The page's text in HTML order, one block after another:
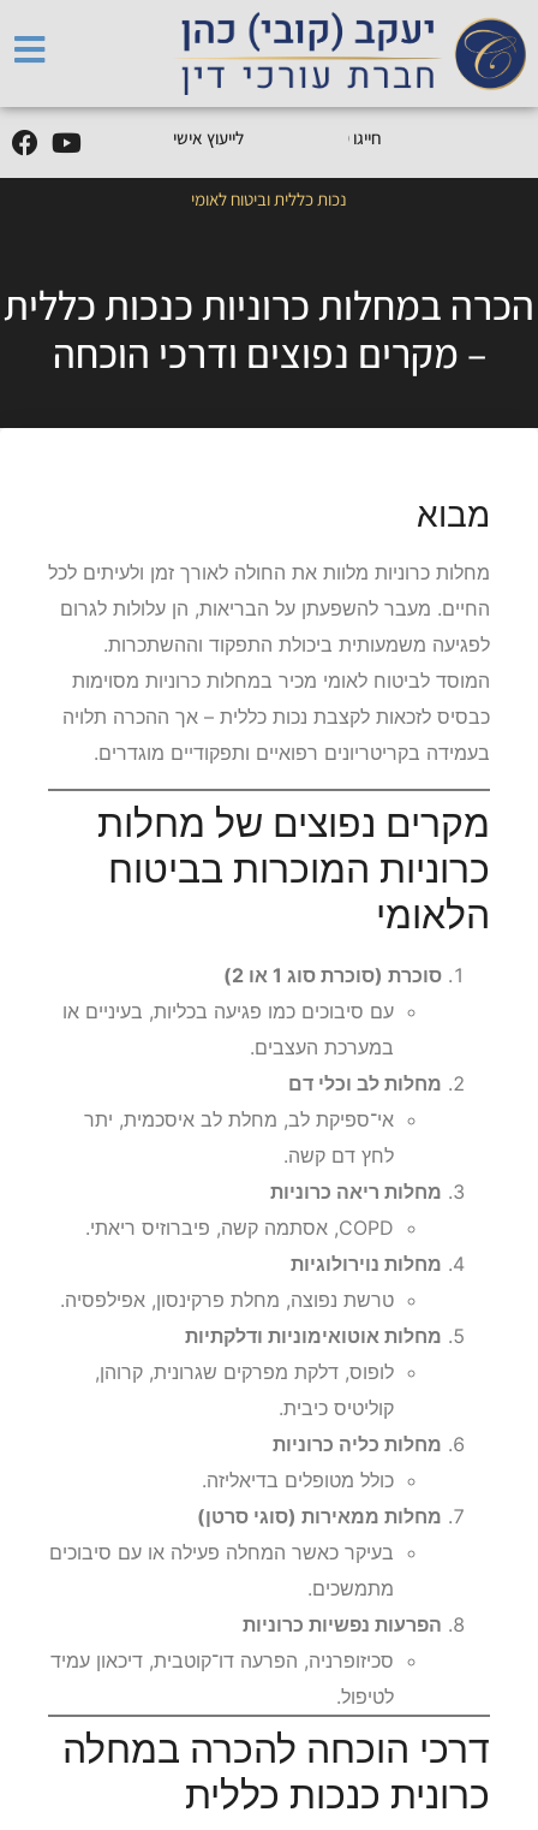
חייגו050- לייעוץ אישי
נכות כללית וביטוח לאומי
הכרה במחלות כרוניות כנכות כללית
– מקרים נפוצים ודרכי הוכחה
מבוא
מחלות כרוניות מלוות את החולה לאורך זמן ולעיתים לכל
החיים. מעבר להשפעתן על הבריאות, הן עלולות לגרום
לפגיעה משמעותית ביכולת התפקוד וההשתכרות.
המוסד לביטוח לאומי מכיר במחלות כרוניות מסוימות
כבסיס לזכאות לקצבת נכות כללית – אך ההכרה תלויה
בעמידה בקריטריונים רפואיים ותפקודיים מוגדרים.
מקרים נפוצים של מחלות
כרוניות המוכרות בביטוח
הלאומי
סוכרת (סוכרת סוג 1 או 2)
עם סיבוכים כמו פגיעה בכליות, בעיניים או
במערכת העצבים.
מחלות לב וכלי דם
אי־ספיקת לב, מחלת לב איסכמית, יתר
לחץ דם קשה.
מחלות ריאה כרוניות
COPD, אסתמה קשה, פיברוזיס ריאתי.
מחלות נוירולוגיות
טרשת נפוצה, מחלת פרקינסון, אפילפסיה.
מחלות אוטואימוניות ודלקתיות
לופוס, דלקת מפרקים שגרונית, קרוהן,
קוליטיס כיבית.
מחלות כליה כרוניות
כולל מטופלים בדיאליזה.
מחלות ממאירות (סוגי סרטן)
בעיקר כאשר המחלה פעילה או עם סיבוכים
מתמשכים.
הפרעות נפשיות כרוניות
סכיזופרניה, הפרעה דו־קוטבית, דיכאון עמיד
לטיפול.
דרכי הוכחה להכרה במחלה
כרונית כנכות כללית